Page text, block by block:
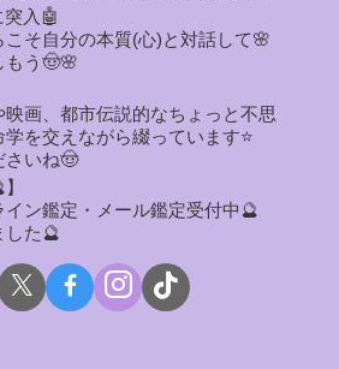
入🤖
そ自分の本質(心)と対話して🌸
もう🤠🌸
画、都市伝説的なちょっと不思
を交えながら綴っています⭐
さいね🤠
ン鑑定・メール鑑定受付中🔮
した🔮